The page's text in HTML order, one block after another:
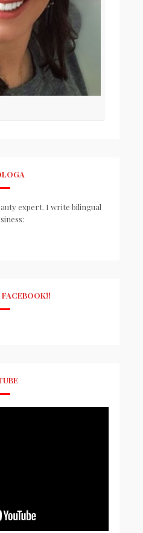
expert. I write bilingual